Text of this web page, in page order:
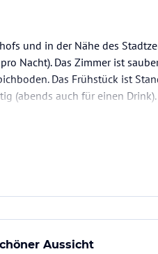
und in der Nähe des
Nacht). Das Zimmer ist
Das Frühstück ist
(abends auch für einen Drink).
Aussicht